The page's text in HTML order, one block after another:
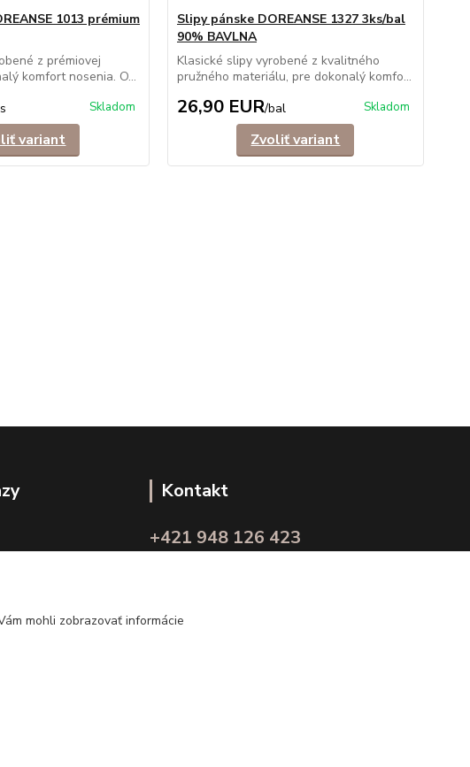
1013 prémium
z prémiovej
komfort nosenia. O...
Skladom
variant
Slipy pánske DOREANSE 1327 3ks/bal
90% BAVLNA
Klasické slipy vyrobené z kvalitného
pružného materiálu, pre dokonalý komfo...
26,90 EUR/bal Skladom
Zvoliť variant
Kontakt
+421 948 126 423
mohli zobrazovať informácie